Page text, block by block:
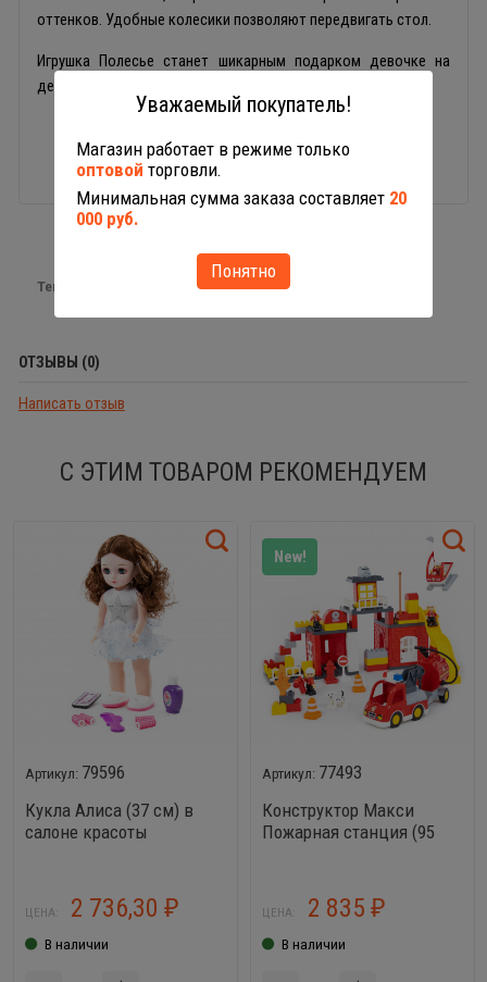
оттенков. Удобные колесики позволяют передвигать стол.
Игрушка Полесье станет шикарным подарком девочке на
день рождения или праздник.
Теги: игрушечная посуда
ОТЗЫВЫ (0)
Написать отзыв
С ЭТИМ ТОВАРОМ РЕКОМЕНДУЕМ
79596
Кукла Алиса (37 см) в
салоне красоты
ЦЕНА: 2 736,30 ₽
В наличии
New!
77493
Конструктор Макси
Пожарная станция (95
ЦЕНА: 2 835 ₽
В наличии
Уважаемый покупатель!
Магазин работает в режиме только
оптовой торговли.
Минимальная сумма заказа составляет 20
000 руб.
Понятно